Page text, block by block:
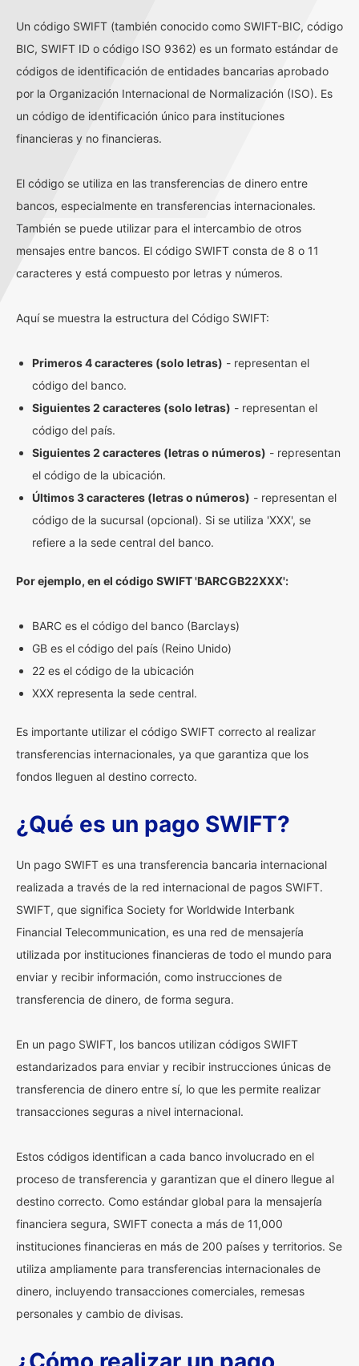
Un código SWIFT (también conocido como SWIFT-BIC, código
BIC, SWIFT ID o código ISO 9362) es un formato estándar de
códigos de identificación de entidades bancarias aprobado
por la Organización Internacional de Normalización (ISO). Es
un código de identificación único para instituciones
financieras y no financieras.
El código se utiliza en las transferencias de dinero entre
bancos, especialmente en transferencias internacionales.
También se puede utilizar para el intercambio de otros
mensajes entre bancos. El código SWIFT consta de 8 o 11
caracteres y está compuesto por letras y números.
Aquí se muestra la estructura del Código SWIFT:
Primeros 4 caracteres (solo letras) - representan el
código del banco.
Siguientes 2 caracteres (solo letras) - representan el
código del país.
Siguientes 2 caracteres (letras o números) - representan
el código de la ubicación.
Últimos 3 caracteres (letras o números) - representan el
código de la sucursal (opcional). Si se utiliza 'XXX', se
refiere a la sede central del banco.
Por ejemplo, en el código SWIFT 'BARCGB22XXX':
BARC es el código del banco (Barclays)
GB es el código del país (Reino Unido)
22 es el código de la ubicación
XXX representa la sede central.
Es importante utilizar el código SWIFT correcto al realizar
transferencias internacionales, ya que garantiza que los
fondos lleguen al destino correcto.
¿Qué es un pago SWIFT?
Un pago SWIFT es una transferencia bancaria internacional
realizada a través de la red internacional de pagos SWIFT.
SWIFT, que significa Society for Worldwide Interbank
Financial Telecommunication, es una red de mensajería
utilizada por instituciones financieras de todo el mundo para
enviar y recibir información, como instrucciones de
transferencia de dinero, de forma segura.
En un pago SWIFT, los bancos utilizan códigos SWIFT
estandarizados para enviar y recibir instrucciones únicas de
transferencia de dinero entre sí, lo que les permite realizar
transacciones seguras a nivel internacional.
Estos códigos identifican a cada banco involucrado en el
proceso de transferencia y garantizan que el dinero llegue al
destino correcto. Como estándar global para la mensajería
financiera segura, SWIFT conecta a más de 11,000
instituciones financieras en más de 200 países y territorios. Se
utiliza ampliamente para transferencias internacionales de
dinero, incluyendo transacciones comerciales, remesas
personales y cambio de divisas.